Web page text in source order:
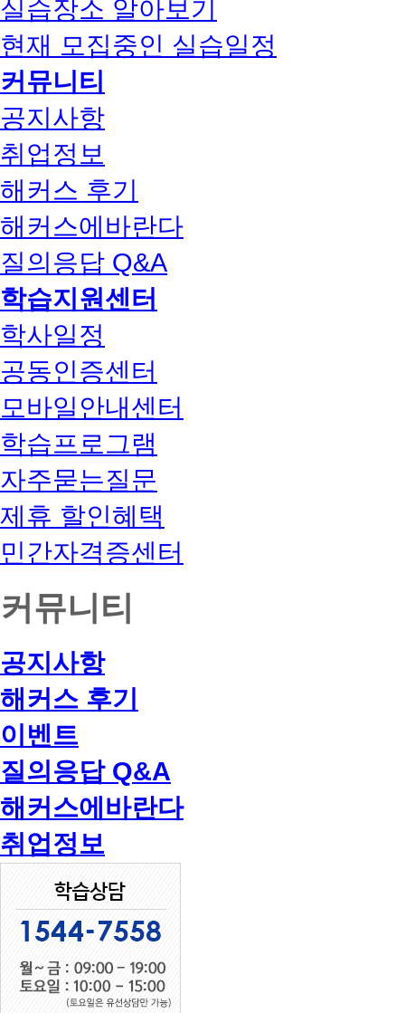
실습장소 알아보기
현재 모집중인 실습일정
커뮤니티
공지사항
취업정보
해커스 후기
해커스에바란다
질의응답 Q&A
학습지원센터
학사일정
공동인증센터
모바일안내센터
학습프로그램
자주묻는질문
제휴 할인혜택
민간자격증센터
커뮤니티
공지사항
해커스 후기
이벤트
질의응답 Q&A
해커스에바란다
취업정보